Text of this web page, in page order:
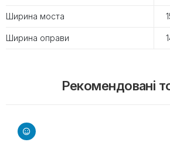
Ширина моста
Ширина оправи
Рекомендовані